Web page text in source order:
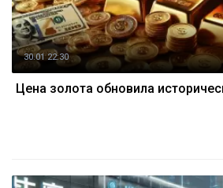
30.01 22:30
Цена золота обновила